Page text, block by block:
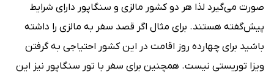
صورت می‌گیرد لذا هر دو کشور مالزی و سنگاپور دارای شرایط
پیش‌گفته هستند. برای مثال اگر قصد سفر به مالزی را داشته
باشید برای چهارده روز اقامت در این کشور احتیاجی به گرفتن
ویزا توریستی نیست. همچنین برای سفر با تور سنگاپور نیز این